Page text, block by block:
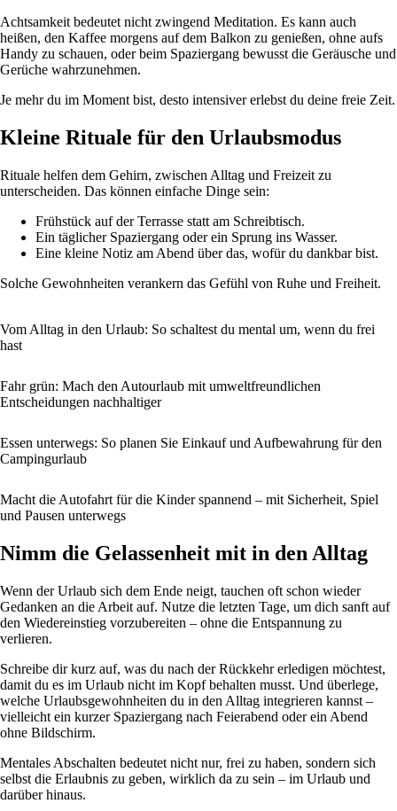
Achtsamkeit bedeutet nicht zwingend Meditation. Es kann auch
heißen, den Kaffee morgens auf dem Balkon zu genießen, ohne aufs
Handy zu schauen, oder beim Spaziergang bewusst die Geräusche und
Gerüche wahrzunehmen.
Je mehr du im Moment bist, desto intensiver erlebst du deine freie Zeit.
Kleine Rituale für den Urlaubsmodus
Rituale helfen dem Gehirn, zwischen Alltag und Freizeit zu
unterscheiden. Das können einfache Dinge sein:
Frühstück auf der Terrasse statt am Schreibtisch.
Ein täglicher Spaziergang oder ein Sprung ins Wasser.
Eine kleine Notiz am Abend über das, wofür du dankbar bist.
Solche Gewohnheiten verankern das Gefühl von Ruhe und Freiheit.
Vom Alltag in den Urlaub: So schaltest du mental um, wenn du frei
hast
Fahr grün: Mach den Autourlaub mit umweltfreundlichen
Entscheidungen nachhaltiger
Essen unterwegs: So planen Sie Einkauf und Aufbewahrung für den
Campingurlaub
Macht die Autofahrt für die Kinder spannend – mit Sicherheit, Spiel
und Pausen unterwegs
Nimm die Gelassenheit mit in den Alltag
Wenn der Urlaub sich dem Ende neigt, tauchen oft schon wieder
Gedanken an die Arbeit auf. Nutze die letzten Tage, um dich sanft auf
den Wiedereinstieg vorzubereiten – ohne die Entspannung zu
verlieren.
Schreibe dir kurz auf, was du nach der Rückkehr erledigen möchtest,
damit du es im Urlaub nicht im Kopf behalten musst. Und überlege,
welche Urlaubsgewohnheiten du in den Alltag integrieren kannst –
vielleicht ein kurzer Spaziergang nach Feierabend oder ein Abend
ohne Bildschirm.
Mentales Abschalten bedeutet nicht nur, frei zu haben, sondern sich
selbst die Erlaubnis zu geben, wirklich da zu sein – im Urlaub und
darüber hinaus.